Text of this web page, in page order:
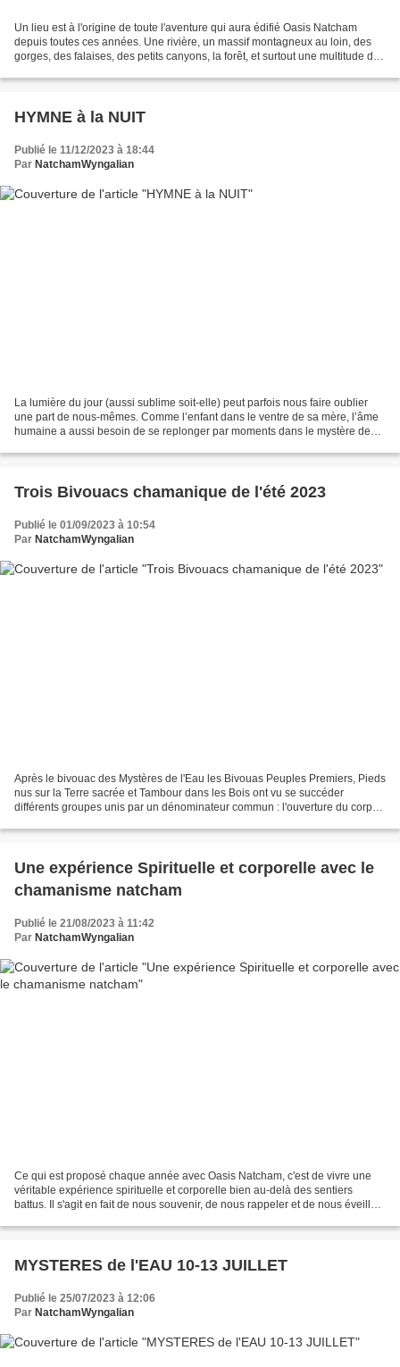
Un lieu est à l'origine de toute l'aventure qui aura édifié Oasis Natcham
depuis toutes ces années. Une rivière, un massif montagneux au loin, des
gorges, des falaises, des petits canyons, la forêt, et surtout une multitude de
HYMNE à la NUIT
Publié le 11/12/2023 à 18:44
Par NatchamWyngalian
La lumière du jour (aussi sublime soit-elle) peut parfois nous faire oublier
une part de nous-mêmes. Comme l’enfant dans le ventre de sa mère, l’âme
humaine a aussi besoin de se replonger par moments dans le mystère des
Trois Bivouacs chamanique de l'été 2023
Publié le 01/09/2023 à 10:54
Par NatchamWyngalian
Après le bivouac des Mystères de l'Eau les Bivouas Peuples Premiers, Pieds
nus sur la Terre sacrée et Tambour dans les Bois ont vu se succéder
différents groupes unis par un dénominateur commun : l'ouverture du corps
Une expérience Spirituelle et corporelle avec le
chamanisme natcham
Publié le 21/08/2023 à 11:42
Par NatchamWyngalian
Ce qui est proposé chaque année avec Oasis Natcham, c'est de vivre une
véritable expérience spirituelle et corporelle bien au-delà des sentiers
battus. Il s'agit en fait de nous souvenir, de nous rappeler et de nous éveiller
MYSTERES de l'EAU 10-13 JUILLET
Publié le 25/07/2023 à 12:06
Par NatchamWyngalian